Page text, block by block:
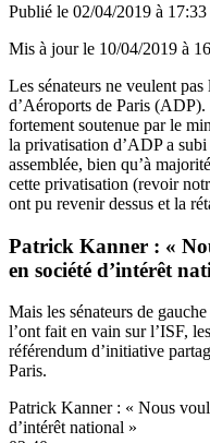
Publié le 02/04/2019 à 17:33
Mis à jour le 10/04/2019 à
Les sénateurs ne veulent
d’Aéroports de Paris
fortement soutenue par le
la privatisation d’ADP a
assemblée, bien qu’à
cette privatisation (revoir
ont pu revenir dessus et la
Patrick Kanner : «
en société d’intérêt
Mais les sénateurs de
l’ont fait en vain sur l’ISF,
référendum d’initiative
Paris.
Patrick Kanner : « Nous
d’intérêt national »